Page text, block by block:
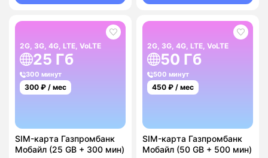
2G, 3G, 4G, LTE, VoLTE
25 Гб
300 минут
300 ₽ / мес
SIM-карта Газпромбанк
Мобайл (25 GB + 300 мин)
2G, 3G, 4G, LTE, VoLTE
50 Гб
500 минут
450 ₽ / мес
SIM-карта Газпромбанк
Мобайл (50 GB + 500 мин)